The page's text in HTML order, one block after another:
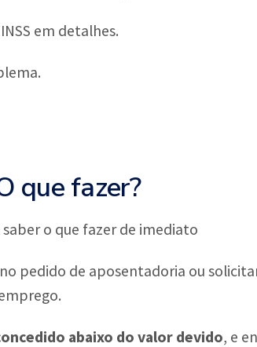
em detalhes.
que fazer?
o que fazer de imediato
pedido de aposentadoria ou
abaixo do valor devido, e